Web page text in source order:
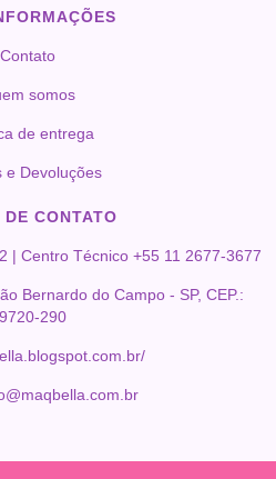
Contato
somos
de entrega
e Devoluções
DE CONTATO
| Centro Técnico +55 11 2677-3677
Bernardo do Campo - SP, CEP.:
290